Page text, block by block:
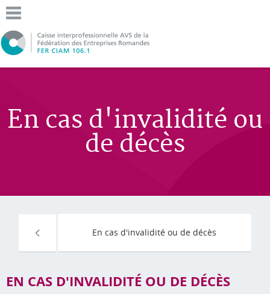
En cas d'invalidité ou
de décès
En cas d'invalidité ou de décès
EN CAS D'INVALIDITÉ OU DE DÉCÈS